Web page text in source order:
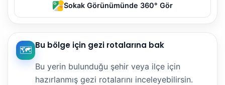
Sokak Görünümünde 360° Gör
🗺️ Bu bölge için gezi rotalarına bak
Bu yerin bulunduğu şehir veya ilçe için
hazırlanmış gezi rotalarını inceleyebilirsin.